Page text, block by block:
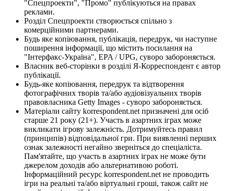
"Спецпроекти", "Промо" публікуються на правах
реклами.
Розділ Спецпроекти створюється спільно з
комерційними партнерами.
Будь яке копіювання, публікація, передрук, чи наступне
поширення інформації, що містить посилання на
"Інтерфакс-Україна", EPA / UPG, суворо забороняється.
Власник веб-сторінки в розділі Я-Корреспондент є автор
публікації.
Будь-яке копіювання, передрук та відтворення
фотографічних творів та/або аудіовізуальних творів
правовласника Getty Images - суворо забороняється.
Матеріали сайту korrespondent.net призначені для осіб
старше 21 року (21+). Участь в азартних іграх може
викликати ігрову залежність. Дотримуйтесь правил
(принципів) відповідальної гри. При виявленні перших
ознак залежності негайно зверніться до спеціаліста.
Пам'ятайте, що участь в азартних іграх не може бути
джерелом доходів або альтернативою роботі.
Інформаційний ресурс korrespondent.net не проводить
ігри на реальні та/або віртуальні гроші, також сайт не